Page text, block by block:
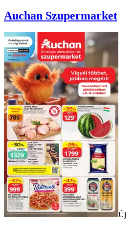
Auchan Szupermarket
Új